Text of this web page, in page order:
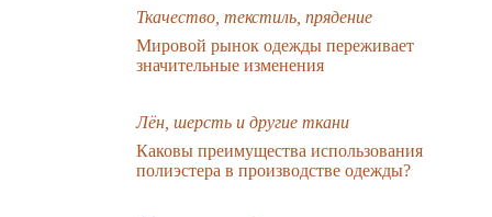
Ткачество, текстиль, прядение
Мировой рынок одежды переживает
значительные изменения
Лён, шерсть и другие ткани
Каковы преимущества использования
полиэстера в производстве одежды?